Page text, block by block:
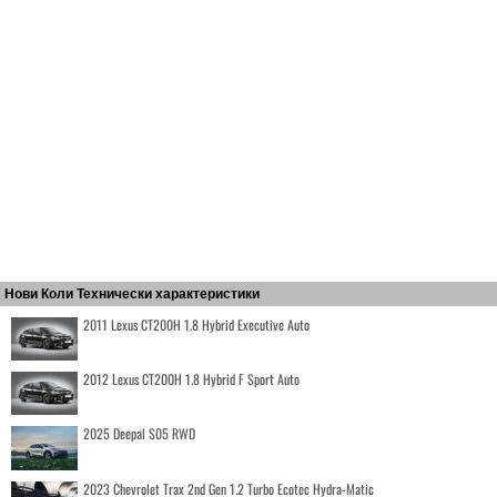
Нови Коли Технически характеристики
2011 Lexus CT200H 1.8 Hybrid Executive Auto
2012 Lexus CT200H 1.8 Hybrid F Sport Auto
2025 Deepal S05 RWD
2023 Chevrolet Trax 2nd Gen 1.2 Turbo Ecotec Hydra-Matic